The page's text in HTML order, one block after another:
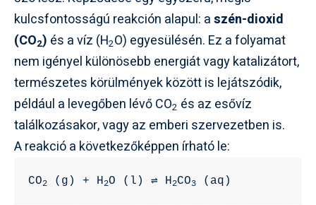
kulcsfontosságú reakción alapul: aszén-dioxid
(CO2) és a víz (H2O) egyesülésén. Ez a folyamat
nem igényel különösebb energiát vagy katalizátort,
természetes körülmények között is lejátszódik,
például a levegőben lévő CO2 és az esővíz
találkozásakor, vagy az emberi szervezetben is.
A reakció a következőképpen írható le:
CO2 (g) + H2O (l) ⇌ H2CO3 (aq)